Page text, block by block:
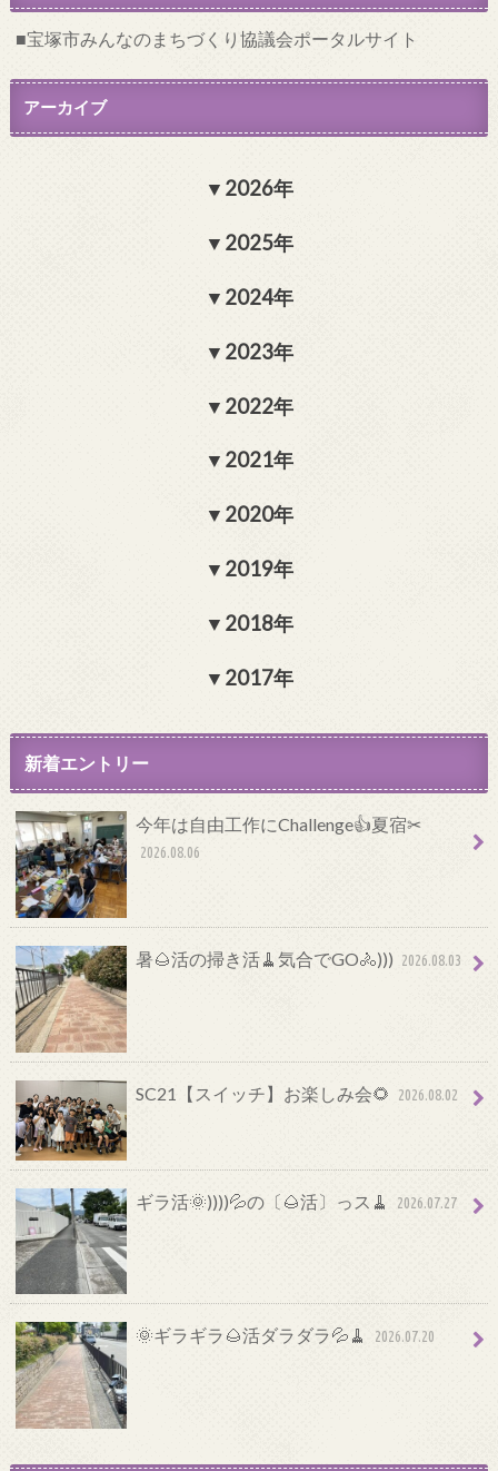
宝塚市みんなのまちづくり協議会ポータルサイト
アーカイブ
2026年
2025年
2024年
2023年
2022年
2021年
2020年
2019年
2018年
2017年
新着エントリー
今年は自由工作にChallenge👍夏宿✂
2026.08.06
暑🌰活の掃き活🧹気合でGO🚴))) 2026.08.03
SC21【スイッチ】お楽しみ会🌻 2026.08.02
ギラ活🌞))))💦の〔🌰活〕っス🧹 2026.07.27
🌞ギラギラ🌰活ダラダラ💦🧹 2026.07.20